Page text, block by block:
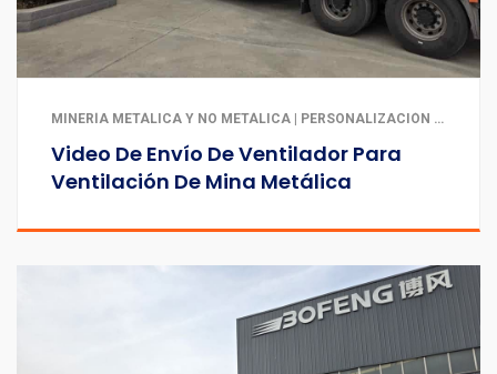
MINERÍA METÁLICA Y NO METÁLICA | PERSONALIZACIÓN PARA ENTORNOS DE ALTA TEMPERATURA, CORROSIVOS Y ESPECIALES | TÚNELES Y OBRAS SUBTERRÁNEAS
Video De Envío De Ventilador Para
Ventilación De Mina Metálica